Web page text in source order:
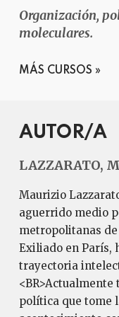
Organización,
moleculares.
MÁS CURSOS
AUTOR/A
LAZZARATO,
Maurizio
aguerrido medio
metropolitanas de
Exiliado en París,
trayectoria
política que tome